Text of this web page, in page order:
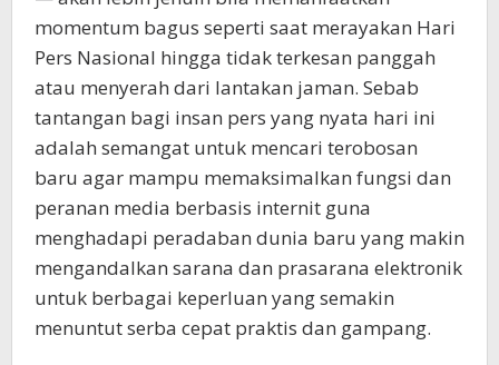
momentum bagus seperti saat merayakan Hari
Pers Nasional hingga tidak terkesan panggah
atau menyerah dari lantakan jaman. Sebab
tantangan bagi insan pers yang nyata hari ini
adalah semangat untuk mencari terobosan
baru agar mampu memaksimalkan fungsi dan
peranan media berbasis internit guna
menghadapi peradaban dunia baru yang makin
mengandalkan sarana dan prasarana elektronik
untuk berbagai keperluan yang semakin
menuntut serba cepat praktis dan gampang.